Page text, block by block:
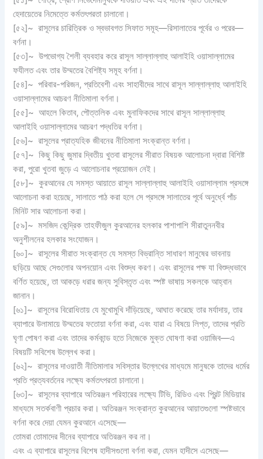
হেদায়েতের নিমেত্তে কর্মতৎপরতা চালানো।
[৫২]~ রাসূলের চারিত্রিক ও স্বভাবগত সিফাত সমূহ—রিসালাতের পূর্বের ও পরের—
বর্ণনা।
[৫৩]~ উপভোগ্য শৈলী ব্যবহার করে রাসূল সাল্লাল্লাহু আলাইহি ওয়াসাল্লামের
ফযীলত এবং তার উম্মতের বৈশিষ্ট্য সমূহ বর্ণনা।
[৫৪]~ পরিবার-পরিজন, প্রতিবেশী এবং সাহাবীদের সাথে রাসূল সাল্লাল্লাহু আলাইহি
ওয়াসাল্লামের আচরণ নীতিমালা বর্ণনা।
[৫৫]~ আহলে কিতাব, পৌত্তলিক এবং মুনাফিকদের সাথে রাসূল সাল্লাল্লাহু
আলাইহি ওয়াসাল্লামের আচরণ পদ্ধতির বর্ণনা।
[৫৬]~ রাসূলের প্রাত্যহিক জীবনের নীতিমালা সংক্রান্ত বর্ণনা।
[৫৭]~ কিছু কিছু জুমার দ্বিতীয় খুতবা রাসূলের সীরাত বিষয়ক আলোচনা দ্বারা বিশিষ্ট
করা, পুরো খুতবা জুড়ে এ আলোচনার প্রয়োজন নেই।
[৫৮]~ কুরআনের যে সমস্ত আয়াতে রাসূল সাল্লাল্লাহু আলাইহি ওয়াসাল্লাম প্রসঙ্গে
আলোচনা করা হয়েছে, সালাতে পাঠ করা হলে সে প্রসঙ্গে সালাতের পূর্বে অনুর্ধ্বে পাঁচ
মিনিট সার আলোচনা করা।
[৫৯]~ মসজিদ কেন্দ্রিক তাহফীজুল কুরআনের হলকার পাশাপাশি সীরাতুননবীর
অনুশীলনের হলকার সংযোজন।
[৬০]~ রাসূলের সীরাত সংক্রান্ত যে সমস্ত বিভ্রান্তি সাধারণ মানুষের ভাবনায়
ছড়িয়ে আছে সেগুলোর অপনয়োন এবং বিশুদ্ধ করণ। এবং রাসূলের পক্ষ যা বিশুদ্ধভাবে
বর্ণিত হয়েছে, তা আকড়ে ধরার জন্য সুবিস্তৃত এবং স্পষ্ট ভাষায় সকলকে আহ্বান
জানান।
[৬১]~ রাসূলের বিরোধিতায় যে মুখোমুখি দাঁড়িয়েছে, আঘাত করেছে তার মর্যাদায়, তার
ব্যাপারে উলামায়ে উম্মতের ফতোয়া বর্ণনা করা, এবং যারা এ বিষয়ে লিপ্ত, তাদের প্রতি
ঘৃণা পোষণ করা এবং তাদের কর্মকান্ড হতে নিজেকে মুক্ত ঘোষণা করা ওয়াজিব—এ
বিষয়টি সবিশেষ উল্লেখ করা।
[৬২]~ রাসূলের দাওয়াতী নীতিমালার সবিস্তার উল্লেখের মাধ্যমে মানুষকে তাদের ধর্মের
প্রতি প্রত্যবর্তনের লক্ষ্যে কর্মতৎপরতা চালানো।
[৬৩]~ রাসূলের ব্যাপারে অতিরঞ্জন পরিহারের লক্ষ্যে টিভি, রিডিও এবং প্রিন্ট মিডিয়ার
মাধ্যমে সতর্কবাণী প্রচার করা। অতিরঞ্জন সংক্রান্ত কুরআনের আয়াতগুলো স্পষ্টভাবে
বর্ণনা করে দেয়া যেমন কুরআনে এসেছে—
তোমরা তোমাদের দীনের ব্যাপারে অতিরঞ্জন কর না।
এবং এ ব্যাপারে রাসূলের বিশেষ হাদীসগুলো বর্ণনা করা, যেমন হাদীসে এসেছে—